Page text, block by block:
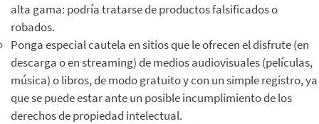
alta gama: podría tratarse de productos falsificados o
robados.
Ponga especial cautela en sitios que le ofrecen el disfrute (en
descarga o en streaming) de medios audiovisuales (películas,
música) o libros, de modo gratuito y con un simple registro, ya
que se puede estar ante un posible incumplimiento de los
derechos de propiedad intelectual.